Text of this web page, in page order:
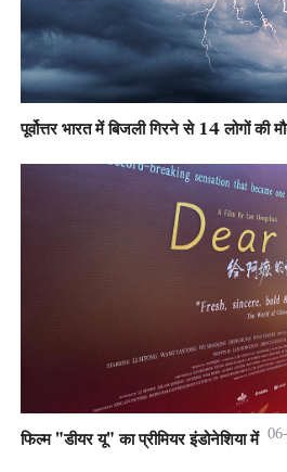
पूर्वोत्तर भारत में बिजली गिरने से 14 लोगों की
फिल्म "डीयर यू" का प्रीमियर इंडोनेशिया में